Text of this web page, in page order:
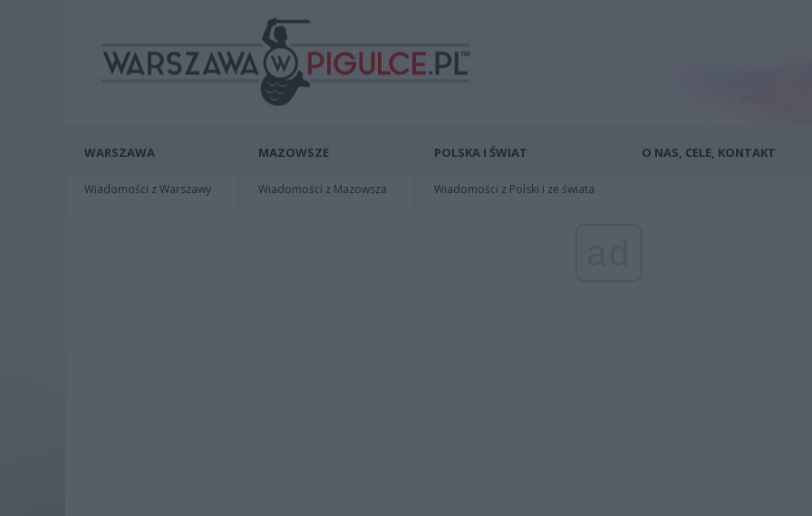
WARSZAWA
Wiadomości z Warszawy
MAZOWSZE
Wiadomości z Mazowsza
POLSKA I ŚWIAT
Wiadomości z Polski i ze świata
O NAS, CELE, KONTAKT